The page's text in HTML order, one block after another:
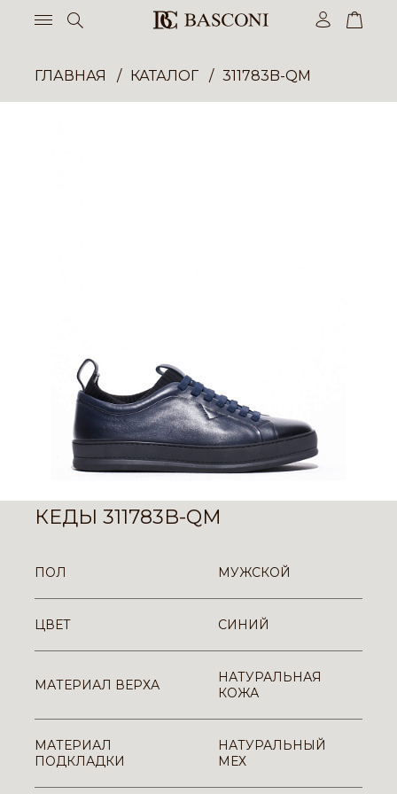
ГЛАВНАЯ КАТАЛОГ 311783B-QM
КЕДЫ 311783B-QM
ПОЛ МУЖСКОЙ
ЦВЕТ СИНИЙ
МАТЕРИАЛ ВЕРХА
НАТУРАЛЬНАЯ
КОЖА
МАТЕРИАЛ
ПОДКЛАДКИ
НАТУРАЛЬНЫЙ
МЕХ